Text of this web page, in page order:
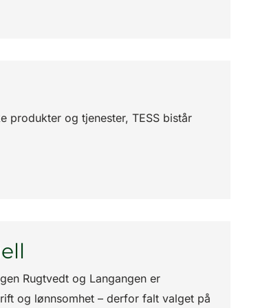
produkter og tjenester, TESS bistår
Rugtvedt og Langangen er
og lønnsomhet – derfor falt valget på